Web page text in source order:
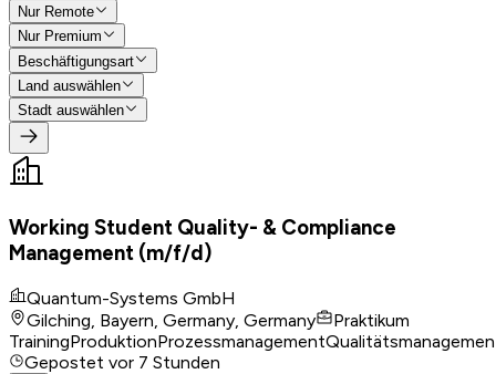
Nur Remote
Nur Premium
Beschäftigungsart
Land auswählen
Stadt auswählen
Working Student Quality- & Compliance
Management (m/f/d)
Quantum-Systems GmbH
Gilching, Bayern, Germany, Germany
Praktikum
TrainingProduktionProzessmanagement
Gepostet vor 7 Stunden